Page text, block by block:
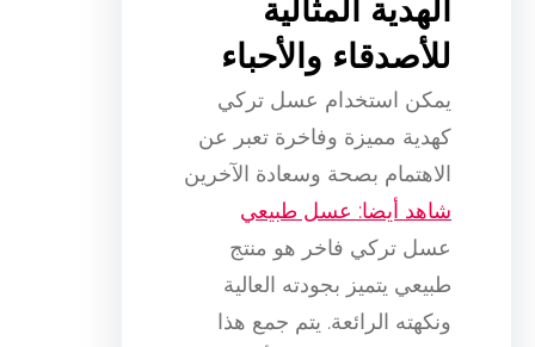
الهدية المثالية
للأصدقاء والأحباء
يمكن استخدام عسل تركي
كهدية مميزة وفاخرة تعبر عن
الاهتمام بصحة وسعادة الآخرين
شاهد أيضا: عسل طبيعي
عسل تركي فاخر هو منتج
طبيعي يتميز بجودته العالية
ونكهته الرائعة. يتم جمع هذا